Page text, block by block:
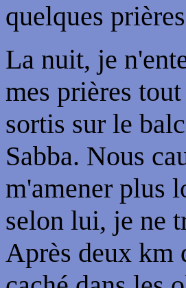
quelques
La nuit, je
mes prières
sortis sur le
Sabba. Nous
m'amener plus
selon lui, je ne
Après deux km